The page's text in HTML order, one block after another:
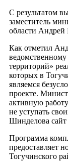
С результатом
заместитель
области
Как отметил
территорий»
которых в
являемся
проекте.
активную
не уступать
Шинделова сайт
Программа
предоставляет
Тогучинского